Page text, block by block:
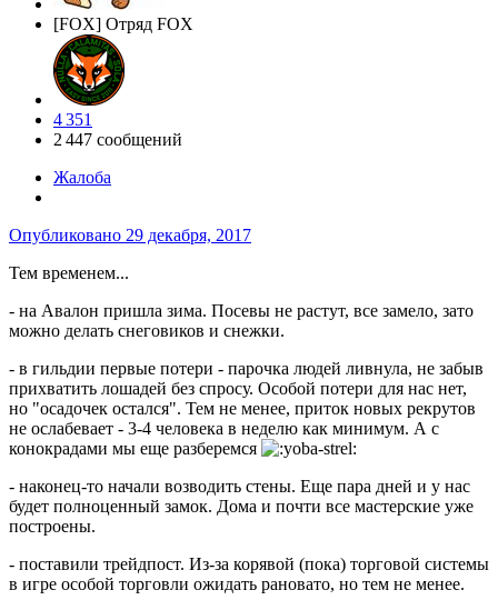
[FOX] Отряд FOX
4 351
2 447 сообщений
Жалоба
Опубликовано 29 декабря, 2017
Тем временем...
- на Авалон пришла зима. Посевы не растут, все замело, зато
можно делать снеговиков и снежки.
- в гильдии первые потери - парочка людей ливнула, не забыв
прихватить лошадей без спросу. Особой потери для нас нет,
но "осадочек остался". Тем не менее, приток новых рекрутов
не ослабевает - 3-4 человека в неделю как минимум. А с
конокрадами мы еще разберемся
- наконец-то начали возводить стены. Еще пара дней и у нас
будет полноценный замок. Дома и почти все мастерские уже
построены.
- поставили трейдпост. Из-за корявой (пока) торговой системы
в игре особой торговли ожидать рановато, но тем не менее.